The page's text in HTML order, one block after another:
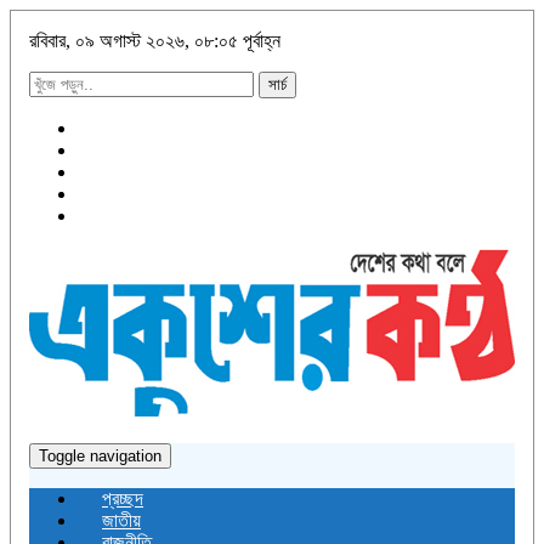
রবিবার, ০৯ অগাস্ট ২০২৬, ০৮:০৫ পূর্বাহ্ন
সার্চ
Toggle navigation
প্রচ্ছদ
জাতীয়